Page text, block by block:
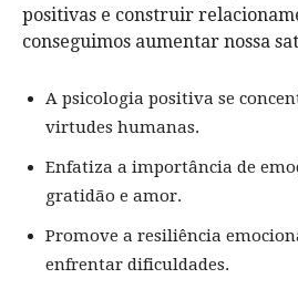
positivas e construir
conseguimos aumentar nossa
A psicologia positiva se
virtudes humanas.
Enfatiza a importância de
gratidão e amor.
Promove a resiliência
enfrentar dificuldades.